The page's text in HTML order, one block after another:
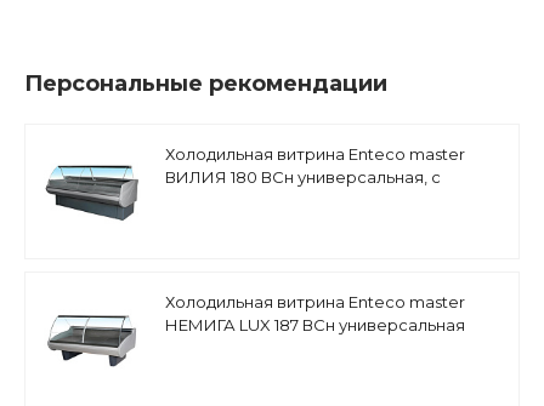
Персональные рекомендации
Холодильная витрина Enteco master
ВИЛИЯ 180 ВСн универсальная, с
Холодильная витрина Enteco master
НЕМИГА LUX 187 ВСн универсальная